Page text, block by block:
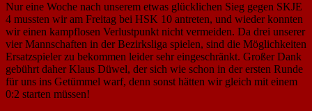
Nur eine Woche nach unserem etwas glücklichen Sieg gegen SKJE
4 mussten wir am Freitag bei HSK 10 antreten, und wieder konnten
wir einen kampflosen Verlustpunkt nicht vermeiden. Da drei unserer
vier Mannschaften in der Bezirksliga spielen, sind die Möglichkeiten
Ersatzspieler zu bekommen leider sehr eingeschränkt. Großer Dank
gebührt daher Klaus Düwel, der sich wie schon in der ersten Runde
für uns ins Getümmel warf, denn sonst hätten wir gleich mit einem
0:2 starten müssen!